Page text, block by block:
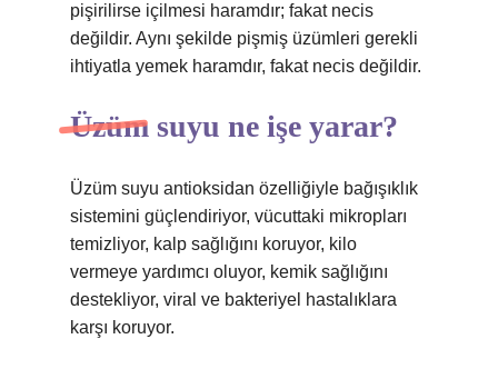
pişirilirse içilmesi haramdır; fakat necis
değildir. Aynı şekilde pişmiş üzümleri gerekli
ihtiyatla yemek haramdır, fakat necis değildir.
Üzüm suyu ne işe yarar?
Üzüm suyu antioksidan özelliğiyle bağışıklık
sistemini güçlendiriyor, vücuttaki mikropları
temizliyor, kalp sağlığını koruyor, kilo
vermeye yardımcı oluyor, kemik sağlığını
destekliyor, viral ve bakteriyel hastalıklara
karşı koruyor.